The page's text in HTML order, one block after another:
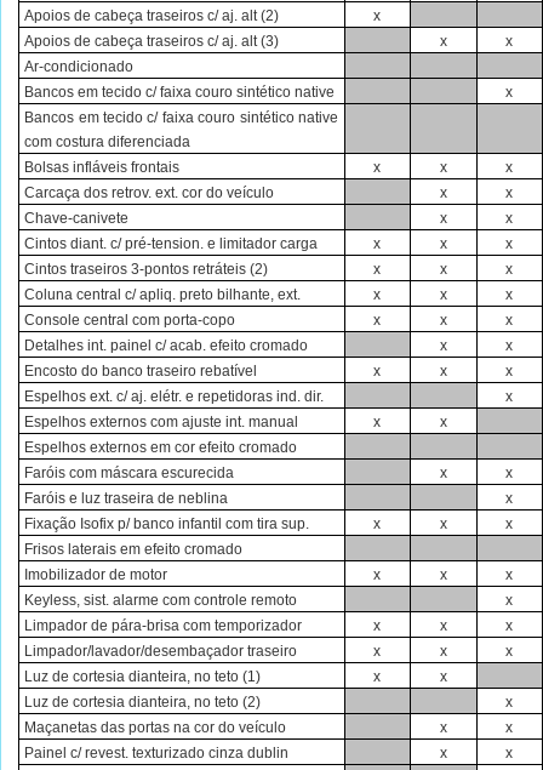
Apoios de cabeça traseiros c/ aj. alt (2)
x
Apoios de cabeça traseiros c/ aj. alt (3)
x
x
Ar-condicionado
Bancos em tecido c/ faixa couro sintético native
x
Bancos em tecido c/ faixa couro sintético native
com costura diferenciada
Bolsas infláveis frontais
x x
x
Carcaça dos retrov. ext. cor do veículo
x
x
Chave-canivete
x
x
Cintos diant. c/ pré-tension. e limitador carga
x x
x
Cintos traseiros 3-pontos retráteis (2)
x x
x
Coluna central c/ apliq. preto bilhante, ext.
x x
x
Console central com porta-copo
x x
x
Detalhes int. painel c/ acab. efeito cromado
x
x
Encosto do banco traseiro rebatível
x x
x
Espelhos ext. c/ aj. elétr. e repetidoras ind. dir.
x
Espelhos externos com ajuste int. manual
x
x
Espelhos externos em cor efeito cromado
Faróis com máscara escurecida
x
x
Faróis e luz traseira de neblina
x
Fixação Isofix p/ banco infantil com tira sup.
x x
x
Frisos laterais em efeito cromado
Imobilizador de motor
x x
x
Keyless, sist. alarme com controle remoto
x
Limpador de pára-brisa com temporizador
x x
x
Limpador/lavador/desembaçador traseiro
x x
x
Luz de cortesia dianteira, no teto (1)
x
x
Luz de cortesia dianteira, no teto (2)
x
Maçanetas das portas na cor do veículo
x
x
Painel c/ revest. texturizado cinza dublin
x
x